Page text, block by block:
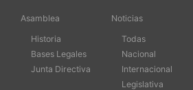
Asamblea
Historia
Bases Legales
Junta Directiva
Noticias
Todas
Nacional
Internacional
Legislativa